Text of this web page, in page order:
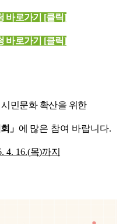
바로가기 [클릭]
바로가기 [클릭]
민문화 확산을 위한
」 에 많은 참여 바랍니다.
4. 16.(목)까지